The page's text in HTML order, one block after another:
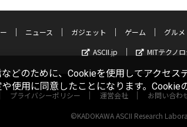
ニュース ガジェット ゲーム グルメ
ASCII.jp
MITテクノ
プライバシーポリシー 運営会社 お問い合わ
©KADOKAWA ASCII Research
どのために、Cookieを使用してアクセス
使用に同意したことになります。Cookie